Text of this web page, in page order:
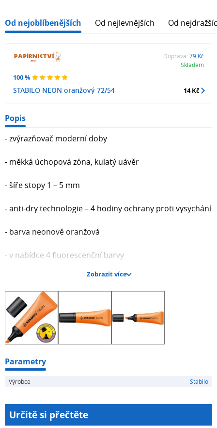
Od nejoblíbenějších Od nejlevnějších Od
100 %
STABILO NEON oranžový 72/54
Doprava: 79 Kč
Skladem
14 Kč
Popis
- zvýrazňovač moderní doby
- měkká úchopová zóna, kulatý uávěr
- šíře stopy 1 – 5 mm
- anti-dry technologie – 4 hodiny ochrany proti vysychání
- barva neonově oranžová
- v nabídce 4 fluorescenční barvy
Nabídka jiných zvýrazňovačů
Zobrazit více
Parametry
Výrobce Stabilo
Určitě si přečtěte